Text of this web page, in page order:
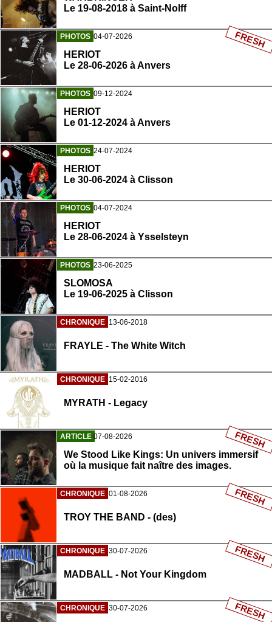
Le 19-08-2018 à Saint-Nolff
PHOTOS 04-07-2026
HERIOT
Le 28-06-2026 à Anvers
FRESH
PHOTOS 09-12-2024
HERIOT
Le 01-12-2024 à Anvers
PHOTOS 24-07-2024
HERIOT
Le 30-06-2024 à Clisson
PHOTOS 04-07-2024
HERIOT
Le 28-06-2024 à Ysselsteyn
PHOTOS 23-06-2025
SLOMOSA
Le 19-06-2025 à Clisson
CHRONIQUE 13-06-2018
FRAYLE - The White Witch
CHRONIQUE 15-02-2016
MYRATH - Legacy
ARTICLE 07-08-2026
We Stood Like Kings: Un univers immersif
où la musique fait naître des images.
FRESH
CHRONIQUE 01-08-2026
TROY THE BAND - (des)
FRESH
CHRONIQUE 30-07-2026
MADBALL - Not Your Kingdom
FRESH
CHRONIQUE 30-07-2026 FRESH